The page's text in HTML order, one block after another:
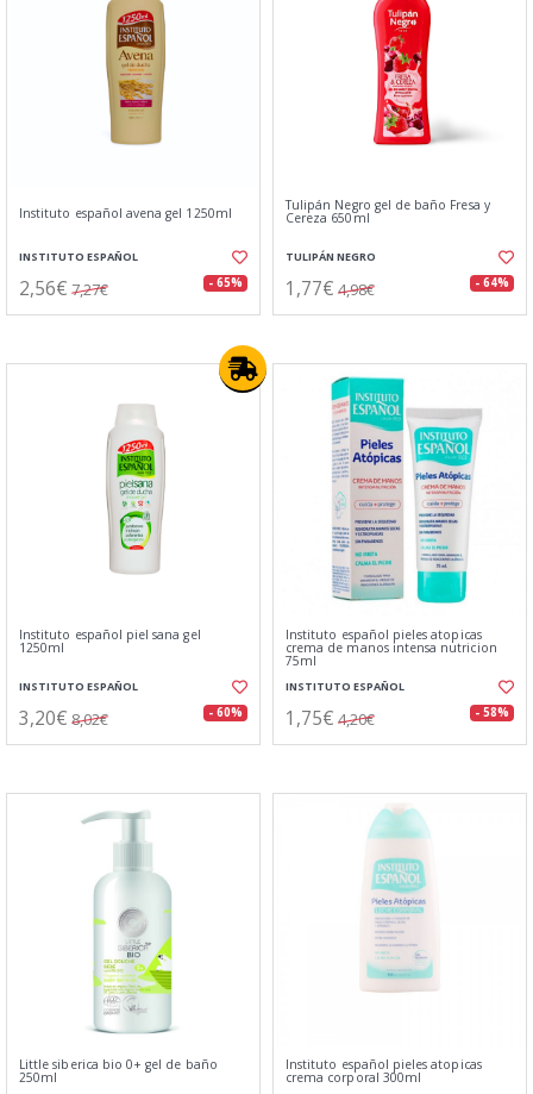
Instituto español avena gel 1250ml
INSTITUTO ESPAÑOL
2,56€ 7,27€ - 65%
Tulipán Negro gel de baño Fresa y
Cereza 650ml
TULIPÁN NEGRO
1,77€ 4,98€ - 64%
Instituto español piel sana gel
1250ml
INSTITUTO ESPAÑOL
3,20€ 8,02€ - 60%
Instituto español pieles atopicas
crema de manos intensa nutricion
75ml
INSTITUTO ESPAÑOL
1,75€ 4,20€ - 58%
Little siberica bio 0+ gel de baño
250ml
Instituto español pieles atopicas
crema corporal 300ml